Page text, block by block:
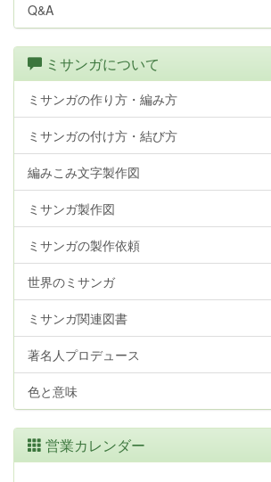
Q&A
ミサンガについて
ミサンガの作り方・編み方
ミサンガの付け方・結び方
編みこみ文字製作図
ミサンガ製作図
ミサンガの製作依頼
世界のミサンガ
ミサンガ関連図書
著名人プロデュース
色と意味
営業カレンダー